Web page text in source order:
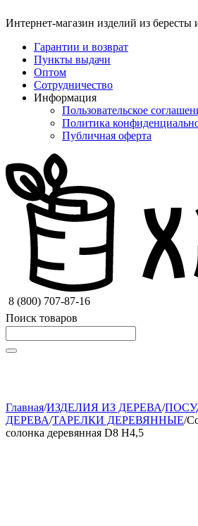
Интернет-магазин изделий из бересты
Гарантии и возврат
Пункты выдачи
Оптом
Сотрудничество
Информация
Пользовательское
Политика
Публичная оферта
8 (800) 707-87-16
Поиск товаров
Главная/ИЗДЕЛИЯ ИЗ ДЕРЕВА/
ДЕРЕВА/ТАРЕЛКИ ДЕРЕВЯННЫЕ/
солонка деревянная D8 H4,5